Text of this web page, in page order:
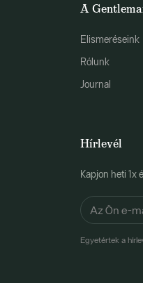
A
Elismeréseink
Rólunk
Journal
Hírlevél
Kapjon heti 1x
Egyetértek a